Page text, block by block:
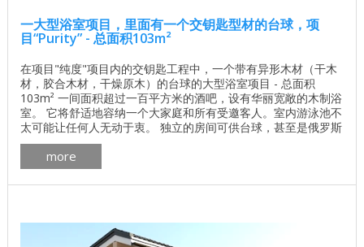
一大型浴室项目，里面有一个交钥匙型材的台球，项
目“Purity” - 总面积103m²
在项目"纯度"项目内的交钥匙工程中，一个带有异形木材（干木
材，胶合木材，干燥原木）的台球的大型浴室项目 - 总面积
103m² 一间面积超过一百平方米的酒吧，设有华丽宽敞的木制浴
室。 它将舒适地容纳一个大家庭和所有受邀客人。室内游泳池不
太可能让任何人无动于衷。 独立的房间可供台球，甚至是俄罗斯
人使用。墙壁材料可以是胶合层压木材，异形技术干燥木材或天
然水分。选择取决于客户在构造方面的愿望。 浴 房间数量 2个房
间，游泳池，蒸汽房 总面积 103.4平方米 墙体材料的体积 51.8
立方米 ...
more